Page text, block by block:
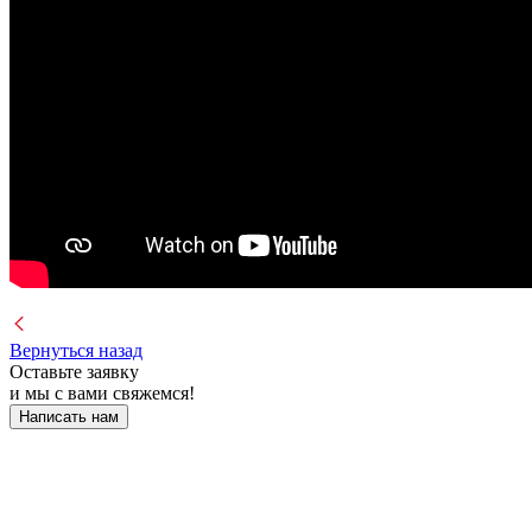
Вернуться назад
Оставьте заявку
и мы с вами свяжемся!
Написать нам